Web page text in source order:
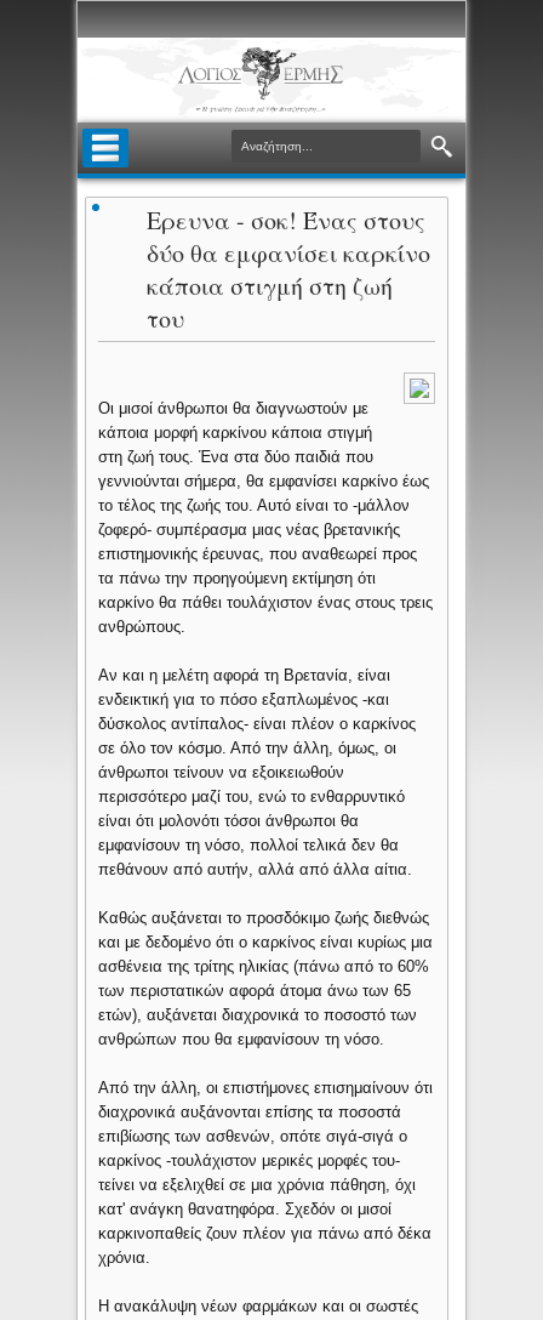
Ερευνα - σοκ! Ένας στους
δύο θα εμφανίσει καρκίνο
κάποια στιγμή στη ζωή
του
Οι μισοί άνθρωποι θα διαγνωστούν με
κάποια μορφή καρκίνου κάποια στιγμή
στη ζωή τους. Ένα στα δύο παιδιά που
γεννιούνται σήμερα, θα εμφανίσει καρκίνο έως
το τέλος της ζωής του. Αυτό είναι το -μάλλον
ζοφερό- συμπέρασμα μιας νέας βρετανικής
επιστημονικής έρευνας, που αναθεωρεί προς
τα πάνω την προηγούμενη εκτίμηση ότι
καρκίνο θα πάθει τουλάχιστον ένας στους τρεις
ανθρώπους.
Αν και η μελέτη αφορά τη Βρετανία, είναι
ενδεικτική για το πόσο εξαπλωμένος -και
δύσκολος αντίπαλος- είναι πλέον ο καρκίνος
σε όλο τον κόσμο. Από την άλλη, όμως, οι
άνθρωποι τείνουν να εξοικειωθούν
περισσότερο μαζί του, ενώ το ενθαρρυντικό
είναι ότι μολονότι τόσοι άνθρωποι θα
εμφανίσουν τη νόσο, πολλοί τελικά δεν θα
πεθάνουν από αυτήν, αλλά από άλλα αίτια.
Καθώς αυξάνεται το προσδόκιμο ζωής διεθνώς
και με δεδομένο ότι ο καρκίνος είναι κυρίως μια
ασθένεια της τρίτης ηλικίας (πάνω από το 60%
των περιστατικών αφορά άτομα άνω των 65
ετών), αυξάνεται διαχρονικά το ποσοστό των
ανθρώπων που θα εμφανίσουν τη νόσο.
Από την άλλη, οι επιστήμονες επισημαίνουν ότι
διαχρονικά αυξάνονται επίσης τα ποσοστά
επιβίωσης των ασθενών, οπότε σιγά-σιγά ο
καρκίνος -τουλάχιστον μερικές μορφές του-
τείνει να εξελιχθεί σε μια χρόνια πάθηση, όχι
κατ' ανάγκη θανατηφόρα. Σχεδόν οι μισοί
καρκινοπαθείς ζουν πλέον για πάνω από δέκα
χρόνια.
Η ανακάλυψη νέων φαρμάκων και οι σωστές